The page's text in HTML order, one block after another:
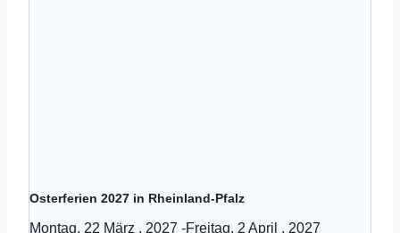
Osterferien 2027 in Rheinland-Pfalz
Montag, 22 März , 2027 -Freitag, 2 April , 2027